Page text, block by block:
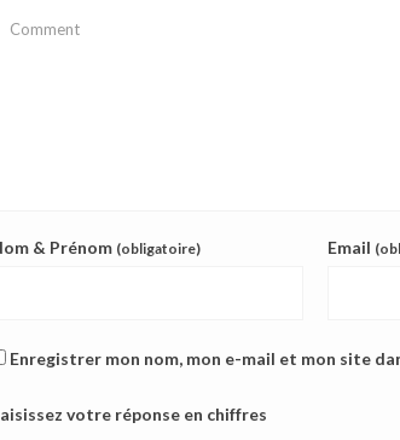
& Prénom (obligatoire) Email
Enregistrer mon nom, mon e-mail et mon site
votre réponse en chiffres